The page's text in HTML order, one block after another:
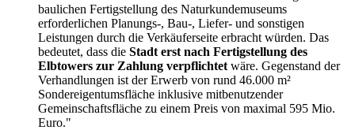
baulichen Fertigstellung des Naturkundemuseums
erforderlichen Planungs-, Bau-, Liefer- und sonstigen
Leistungen durch die Verkäuferseite erbracht würden. Das
bedeutet, dass die Stadt erst nach Fertigstellung des
Elbtowers zur Zahlung verpflichtet wäre. Gegenstand der
Verhandlungen ist der Erwerb von rund 46.000 m²
Sondereigentumsfläche inklusive mitbenutzender
Gemeinschaftsfläche zu einem Preis von maximal 595 Mio.
Euro."